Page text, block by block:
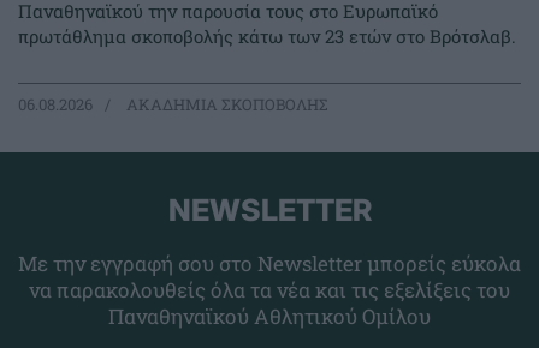
Παναθηναϊκού την παρουσία τους στο Ευρωπαϊκό
πρωτάθλημα σκοποβολής κάτω των 23 ετών στο Βρότσλαβ.
06.08.2026 ΑΚΑΔΗΜΙΑ ΣΚΟΠΟΒΟΛΗΣ
NEWSLETTER
Με την εγγραφή σου στο Newsletter μπορείς εύκολα
να παρακολουθείς όλα τα νέα και τις εξελίξεις του
Παναθηναϊκού Αθλητικού Ομίλου